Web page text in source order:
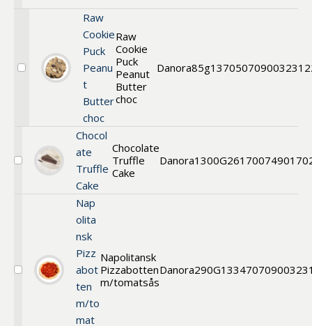
Välj
Raw
Cookie
Puck
Peanu
t
Butter
choc
Raw
Cookie
Puck
Peanut
Butter
choc
Danora85g13705
Välj
Chocol
ate
Truffle
Cake
Chocolate
Truffle
Cake
Danora1300G2617
Välj
Nap
olita
nsk
Pizz
abot
ten
m/to
mat
Napolitansk
Pizzabotten
m/tomatsås
Danora290G13347